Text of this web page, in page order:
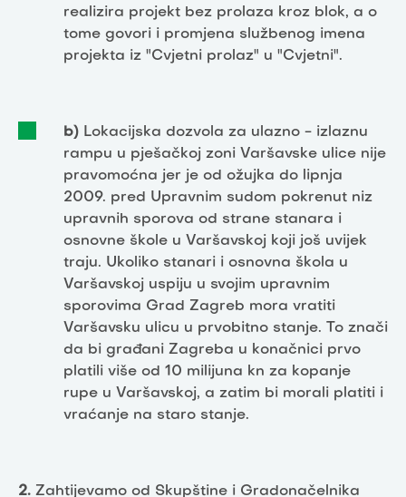
realizira projekt bez prolaza kroz blok, a o
tome govori i promjena službenog imena
projekta iz "Cvjetni prolaz" u "Cvjetni".
b) Lokacijska dozvola za ulazno - izlaznu
rampu u pješačkoj zoni Varšavske ulice nije
pravomoćna jer je od ožujka do lipnja
2009. pred Upravnim sudom pokrenut niz
upravnih sporova od strane stanara i
osnovne škole u Varšavskoj koji još uvijek
traju. Ukoliko stanari i osnovna škola u
Varšavskoj uspiju u svojim upravnim
sporovima Grad Zagreb mora vratiti
Varšavsku ulicu u prvobitno stanje. To znači
da bi građani Zagreba u konačnici prvo
platili više od 10 milijuna kn za kopanje
rupe u Varšavskoj, a zatim bi morali platiti i
vraćanje na staro stanje.
2. Zahtijevamo od Skupštine i Gradonačelnika